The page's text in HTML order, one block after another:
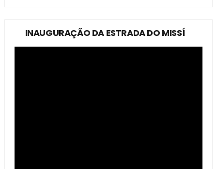
INAUGURAÇÃO DA ESTRADA DO MISSÍ